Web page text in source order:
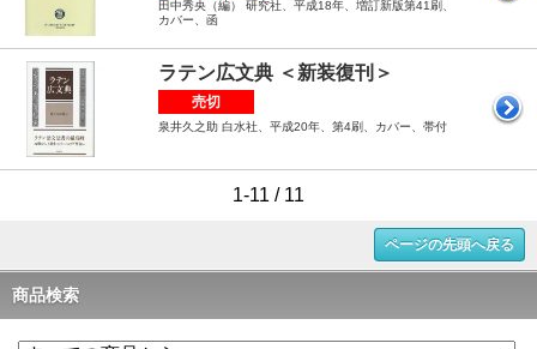
田中秀央（編） 研究社、平成18年、増訂新版第41刷、
カバー、函
ラテン広文典 ＜新装復刊＞
売切
泉井久之助 白水社、平成20年、第4刷、カバー、帯付
1-11 / 11
ページの先頭へ戻る
商品検索